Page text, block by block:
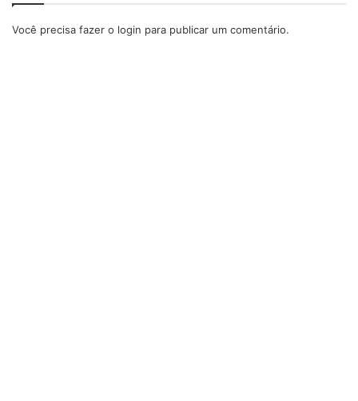
Você precisa fazer o login para publicar um comentário.